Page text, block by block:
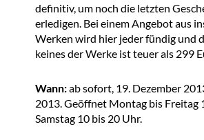
definitiv, um noch die letzten
erledigen. Bei einem Angebot aus
Werken wird hier jeder fündig und
keines der Werke ist teuer als 299
Wann:ab sofort, 19. Dezember
2013. Geöffnet Montag bis Freitag
Samstag 10 bis 20 Uhr.